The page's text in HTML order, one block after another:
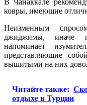
ковры, имеющие
Неизменным
джиджимы, иначе
напоминает
представляющие
вышитыми на них
Читайте также:
отдыхе в Турции